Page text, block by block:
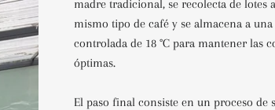
madre tradicional, se recolecta de lotes
mismo tipo de café y se almacena a
controlada de 18 °C para mantener las
óptimas.
El paso final consiste en un proceso de